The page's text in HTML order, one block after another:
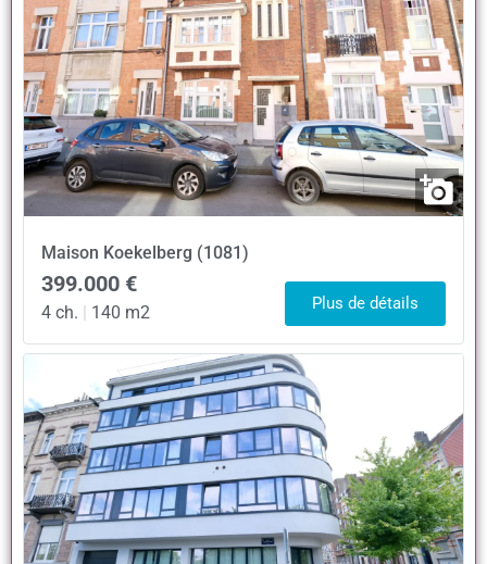
Maison Koekelberg (1081)
399.000 €
4 ch. 140 m2 Plus de détails